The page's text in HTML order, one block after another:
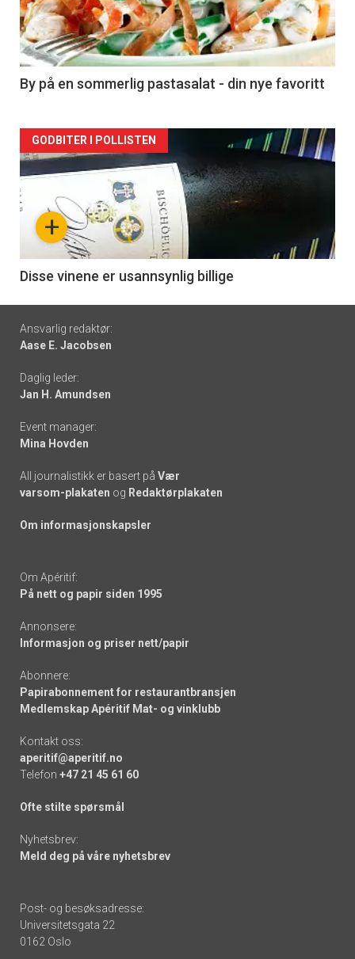
nå
-
5
By på en sommerlig pastasalat - din nye favoritt
Forsiden
akkurat
nå
6
+
GODBITER I POLLISTEN
Disse vinene er usannsynlig billige
Footer
-
links
Ansvarlig redaktør:
Aase E. Jacobsen
Daglig leder:
Jan H. Amundsen
Event manager:
Mina Hovden
All journalistikk er basert på Vær
varsom-plakaten og Redaktørplakaten
Om informasjonskapsler
Om Apéritif:
På nett og papir siden 1995
Annonsere:
Informasjon og priser nett/papir
Abonnere:
Papirabonnement for restaurantbransjen
Medlemskap Apéritif Mat- og vinklubb
Kontakt oss:
aperitif@aperitif.no
Telefon +47 21 45 61 60
Ofte stilte spørsmål
Nyhetsbrev:
Meld deg på våre nyhetsbrev
Post- og besøksadresse:
Universitetsgata 22
0162 Oslo